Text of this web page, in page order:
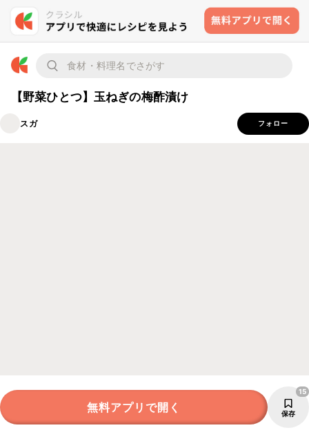
【野菜ひとつ】玉ねぎの梅酢漬け
スガ フォロー
無料アプリで開く 保存
15